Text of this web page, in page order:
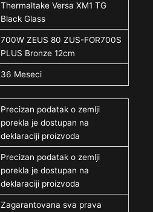
Thermaltake Versa XM1 TG
Black Glass
700W ZEUS 80 ZUS-FOR700S
PLUS Bronze 12cm
36 Meseci
Precizan podatak o zemlji
porekla je dostupan na
deklaraciji proizvoda
Precizan podatak o zemlji
porekla je dostupan na
deklaraciji proizvoda
Zagarantovana sva prava